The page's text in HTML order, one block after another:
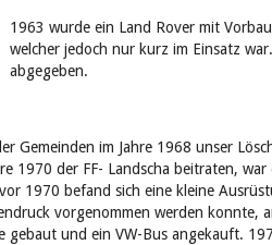
1963 wurde ein Land Rover mit
welcher jedoch nur kurz im Einsatz
abgegeben.
Gemeinden im Jahre 1968 unser
1970 der FF- Landscha beitraten,
1970 befand sich eine kleine
vorgenommen werden konnte,
gebaut und ein VW-Bus angekauft.